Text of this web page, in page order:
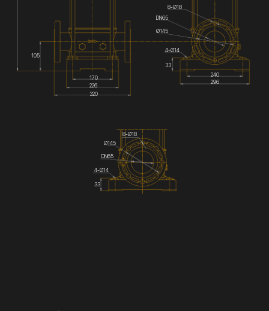
DN65
105
170
226
320
240
296
33
4-Ø14
Ø145
8-Ø18
DN65
8-Ø18
Ø145
4-Ø14
33